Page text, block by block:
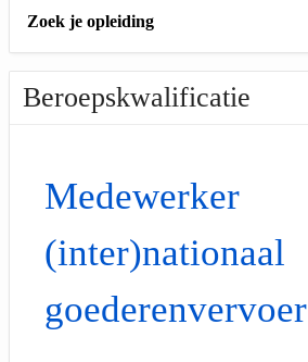
Zoek je opleiding
Beroepskwalificatie
Medewerker
(inter)nationaal
goederenvervoer